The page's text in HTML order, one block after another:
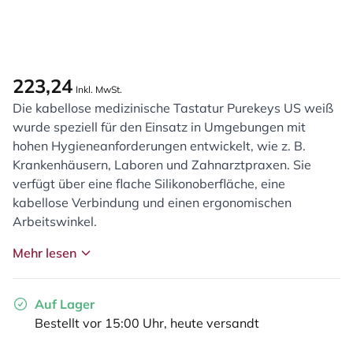
223,24 Inkl. MwSt.
Die kabellose medizinische Tastatur Purekeys US weiß
wurde speziell für den Einsatz in Umgebungen mit
hohen Hygieneanforderungen entwickelt, wie z. B.
Krankenhäusern, Laboren und Zahnarztpraxen. Sie
verfügt über eine flache Silikonoberfläche, eine
kabellose Verbindung und einen ergonomischen
Arbeitswinkel.
Mehr lesen
Auf Lager
Bestellt vor 15:00 Uhr, heute versandt